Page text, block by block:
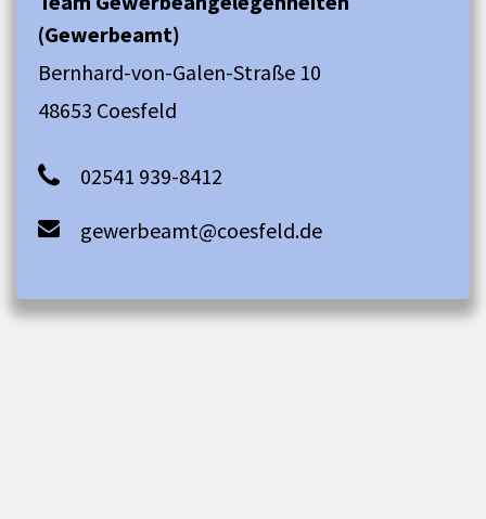
(Gewerbeamt)
Bernhard-von-Galen-Straße 10
48653 Coesfeld
02541 939-8412
gewerbeamt@coesfeld.de